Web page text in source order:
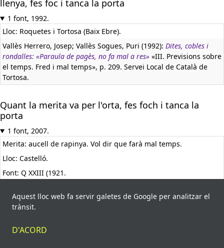
llenya, fes foc i tanca la porta
1 font, 1992.
Lloc: Roquetes i Tortosa (Baix Ebre).
Vallès Herrero, Josep; Vallès Sogues, Puri (1992): Dites, cobles i
rondalles: «Paraula de pagès, no fa mal a res» «III. Previsions sobre
el temps. Fred i mal temps», p. 209. Servei Local de Català de
Tortosa.
Quant la merita va per l'orta, fes foch i tanca la
porta
1 font, 2007.
Merita: aucell de rapinya. Vol dir que farà mal temps.
Lloc: Castelló.
Font: Q XXIII (1921.
Cultura, Tomo LXXXIII, Cuaderno I-II (Enero-Junio 2007), p. 5-34 «Un
aplec de dades lingüístiques sobre el parlar de Castelló de la
refranys», p. 29. Societat Castellonenca de Cultura.
Aquest lloc web fa servir galetes de Google per analitzar el
trànsit.
D'ACORD